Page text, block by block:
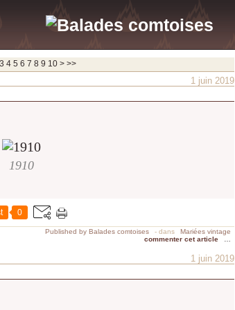
3 4 5 6 7 8 9 10 > >>
1 juin 2019
1910
0
Published by Balades comtoises - dans
Mariées vintage
commenter cet article
1 juin 2019